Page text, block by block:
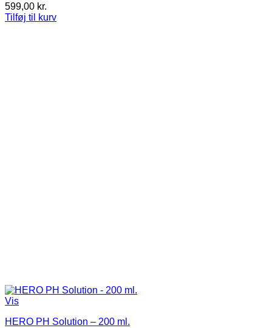
599,00 kr.
Tilføj til kurv
Vis
HERO PH Solution – 200 ml.